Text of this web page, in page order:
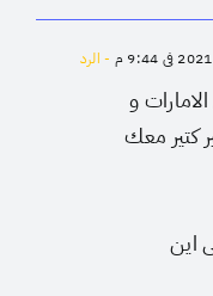
- الرد
و
كتير معك
اين